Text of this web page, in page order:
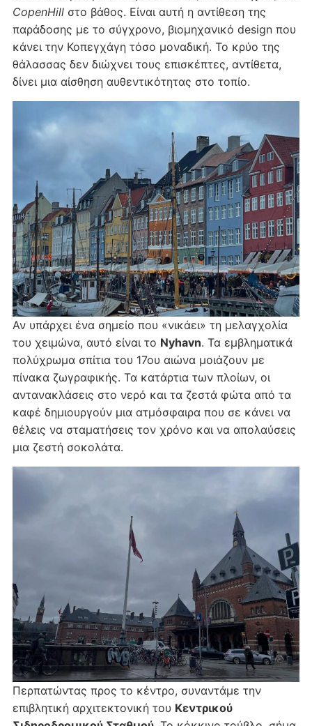
CopenHillστο βάθος. Είναι αυτή η αντίθεση της
παράδοσης με το σύγχρονο, βιομηχανικό design που
κάνει την Κοπεγχάγη τόσο μοναδική. Το κρύο της
θάλασσας δεν διώχνει τους επισκέπτες, αντίθετα,
δίνει μια αίσθηση αυθεντικότητας στο τοπίο.
Αν υπάρχει ένα σημείο που «νικάει» τη μελαγχολία
του χειμώνα, αυτό είναι το Nyhavn. Τα εμβληματικά
πολύχρωμα σπίτια του 17ου αιώνα μοιάζουν με
πίνακα ζωγραφικής. Τα κατάρτια των πλοίων, οι
αντανακλάσεις στο νερό και τα ζεστά φώτα από τα
καφέ δημιουργούν μια ατμόσφαιρα που σε κάνει να
θέλεις να σταματήσεις τον χρόνο και να απολαύσεις
μια ζεστή σοκολάτα.
Περπατώντας προς το κέντρο, συναντάμε την
επιβλητική αρχιτεκτονική του Κεντρικού